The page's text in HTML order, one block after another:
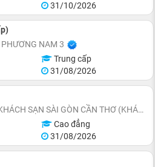
31/10/2026
NAM 3
Trung cấp
31/08/2026
CÔNG TY TNHH MTV KHÁCH SẠN SÀI GÒN CẦN THƠ (KHÁCH SẠN CHARMANT SUITES)
Cao đẳng
31/08/2026